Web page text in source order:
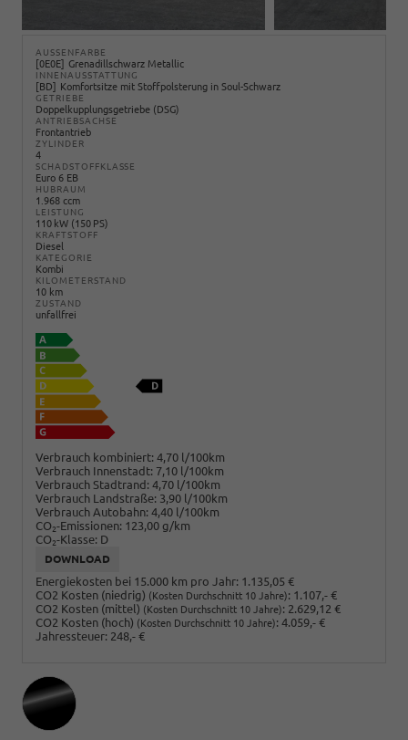
AUSSENFARBE
0E0E Grenadillschwarz Metallic
INNENAUSSTATTUNG
BD Komfortsitze mit Stoffpolsterung in Soul-Schwarz
GETRIEBE
Doppelkupplungsgetriebe (DSG)
ANTRIEBSACHSE
Frontantrieb
ZYLINDER
4
SCHADSTOFFKLASSE
Euro 6 EB
HUBRAUM
1.968 ccm
LEISTUNG
110 kW (150 PS)
KRAFTSTOFF
Diesel
KATEGORIE
Kombi
KILOMETERSTAND
10 km
ZUSTAND
unfallfrei
Verbrauch kombiniert: 4,70 l/100km
Verbrauch Innenstadt: 7,10 l/100km
Verbrauch Stadtrand: 4,70 l/100km
Verbrauch Landstraße: 3,90 l/100km
Verbrauch Autobahn: 4,40 l/100km
CO2-Emissionen: 123,00 g/km
CO2-Klasse: D
DOWNLOAD
Energiekosten bei 15.000 km pro Jahr: 1.135,05 €
CO2 Kosten (niedrig) (Kosten Durchschnitt 10 Jahre): 1.107,- €
CO2 Kosten (mittel) (Kosten Durchschnitt 10 Jahre): 2.629,12 €
CO2 Kosten (hoch) (Kosten Durchschnitt 10 Jahre): 4.059,- €
Jahressteuer: 248,- €